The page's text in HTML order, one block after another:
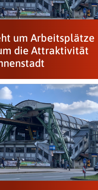
um Arbeitsplätze
die Attraktivität